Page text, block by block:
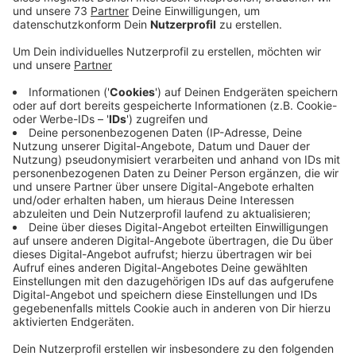
Veröffentlicht:Freitag, 23.08.2024 05:42
Angeklagter kein unbeschriebenes Blatt
Anzeige
Der Mann aus Den Helder (NL) wurde wegen
versuchter räuberische Erpressung in Kombination mit
gefährlicher Körperverletzung zu einer Haftstrafe von
7,5 Jahren verurteilt. Die Staatsanwaltschaft hatte 9
Jahre gefordert. Aber der 68jährige Angeklagte war
weitestgehend geständig, deshalb fiel die Strafe
etwas geringer aus. Der Niederländer ist kein
unbeschriebenes Blatt. Sein Vorstrafenregister reicht